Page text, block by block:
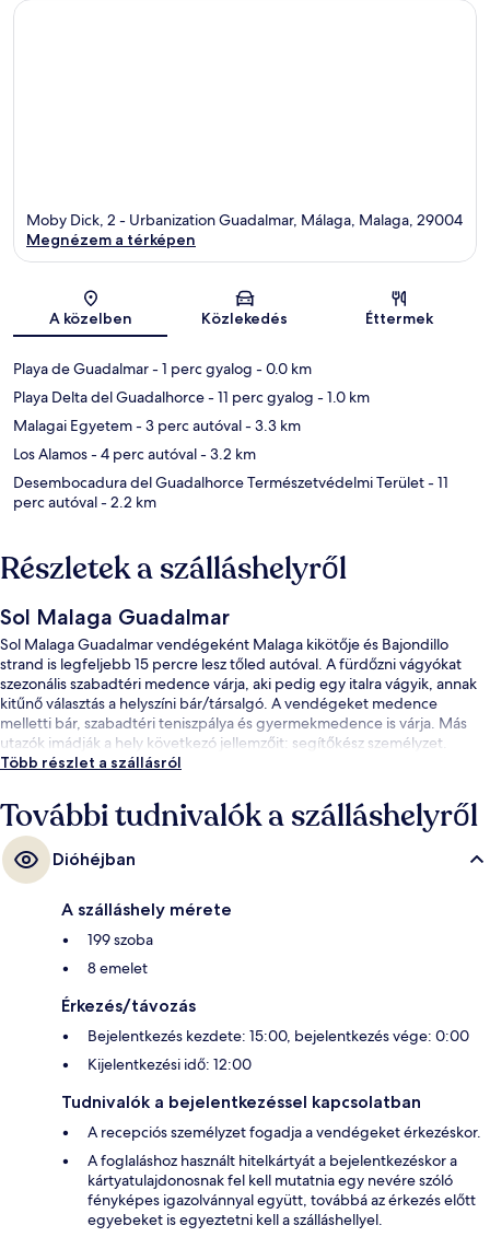
Térkép
Moby Dick, 2 - Urbanization Guadalmar, Málaga, Malaga, 29004
Megnézem a térképen
A közelben Közlekedés Éttermek
Playa de Guadalmar- 1 perc gyalog - 0.0 km
Playa Delta del Guadalhorce- 11 perc gyalog - 1.0 km
Malagai Egyetem- 3 perc autóval- 3.3 km
Los Alamos- 4 perc autóval- 3.2 km
Desembocadura del Guadalhorce Természetvédelmi Terület- 11
perc autóval- 2.2 km
Részletek a szálláshelyről
Sol Malaga Guadalmar
Sol Malaga Guadalmar vendégeként Malaga kikötője és Bajondillo
strand is legfeljebb 15 percre lesz tőled autóval. A fürdőzni vágyókat
szezonális szabadtéri medence várja, aki pedig egy italra vágyik, annak
kitűnő választás a helyszíni bár/társalgó. A vendégeket medence
melletti bár, szabadtéri teniszpálya és gyermekmedence is várja. Más
utazók imádják a hely következó jellemzőit: segítőkész személyzet.
Több részlet a szállásról
További tudnivalók a szálláshelyről
Dióhéjban
A szálláshely mérete
199 szoba
8 emelet
Érkezés/távozás
Bejelentkezés kezdete: 15:00, bejelentkezés vége: 0:00
Kijelentkezési idő: 12:00
Tudnivalók a bejelentkezéssel kapcsolatban
A recepciós személyzet fogadja a vendégeket érkezéskor.
A foglaláshoz használt hitelkártyát a bejelentkezéskor a
kártyatulajdonosnak fel kell mutatnia egy nevére szóló
fényképes igazolvánnyal együtt, továbbá az érkezés előtt
egyebeket is egyeztetni kell a szálláshellyel.